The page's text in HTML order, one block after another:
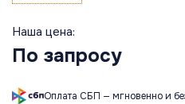
Наша цена:
По запросу
Оплата СБП — мгновенно и